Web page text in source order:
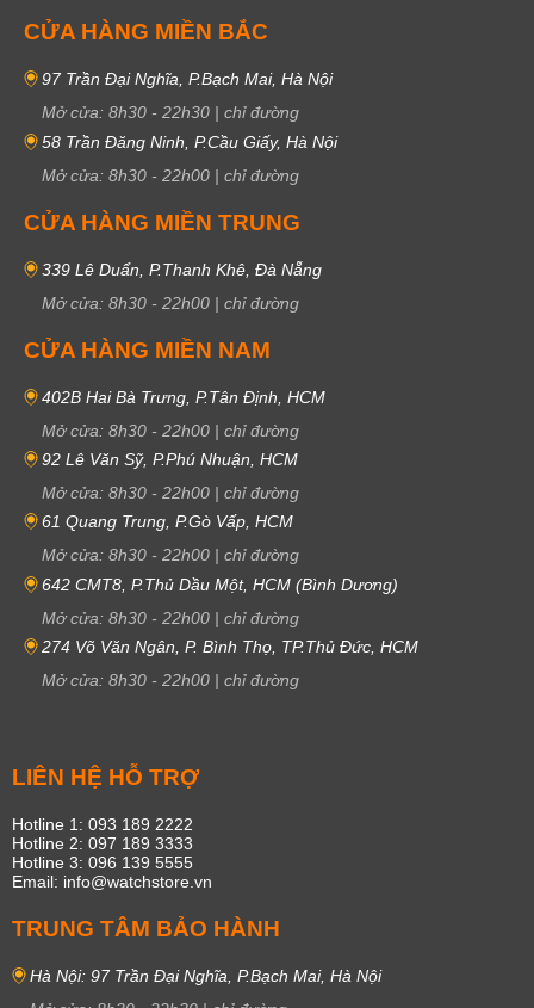
CỬA HÀNG MIỀN BẮC
97 Trần Đại Nghĩa, P.Bạch Mai, Hà Nội
Mở cửa: 8h30 - 22h30 | chỉ đường
58 Trần Đăng Ninh, P.Cầu Giấy, Hà Nội
Mở cửa: 8h30 - 22h00 | chỉ đường
CỬA HÀNG MIỀN TRUNG
339 Lê Duẩn, P.Thanh Khê, Đà Nẵng
Mở cửa: 8h30 - 22h00 | chỉ đường
CỬA HÀNG MIỀN NAM
402B Hai Bà Trưng, P.Tân Định, HCM
Mở cửa: 8h30 - 22h00 | chỉ đường
92 Lê Văn Sỹ, P.Phú Nhuận, HCM
Mở cửa: 8h30 - 22h00 | chỉ đường
61 Quang Trung, P.Gò Vấp, HCM
Mở cửa: 8h30 - 22h00 | chỉ đường
642 CMT8, P.Thủ Dầu Một, HCM (Bình Dương)
Mở cửa: 8h30 - 22h00 | chỉ đường
274 Võ Văn Ngân, P. Bình Thọ, TP.Thủ Đức, HCM
Mở cửa: 8h30 - 22h00 | chỉ đường
LIÊN HỆ HỖ TRỢ
Hotline 1: 093 189 2222
Hotline 2: 097 189 3333
Hotline 3: 096 139 5555
Email: info@watchstore.vn
TRUNG TÂM BẢO HÀNH
Hà Nội: 97 Trần Đại Nghĩa, P.Bạch Mai, Hà Nội